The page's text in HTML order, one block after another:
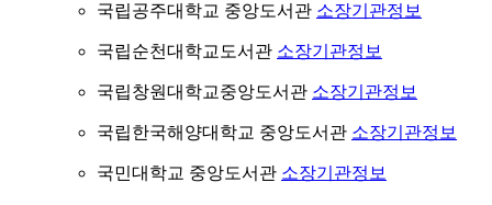
국립공주대학교 중앙도서관 소장기관정보
국립순천대학교도서관 소장기관정보
국립창원대학교중앙도서관 소장기관정보
국립한국해양대학교 중앙도서관 소장기관정보
국민대학교 중앙도서관 소장기관정보